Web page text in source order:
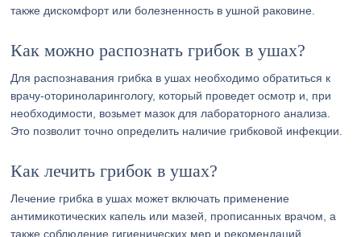
также дискомфорт или болезненность в ушной раковине.
Как можно распознать грибок в ушах?
Для распознавания грибка в ушах необходимо обратиться к
врачу-оториноларингологу, который проведет осмотр и, при
необходимости, возьмет мазок для лабораторного анализа.
Это позволит точно определить наличие грибковой инфекции.
Как лечить грибок в ушах?
Лечение грибка в ушах может включать применение
антимикотических капель или мазей, прописанных врачом, а
также соблюдение гигиенических мер и рекомендаций